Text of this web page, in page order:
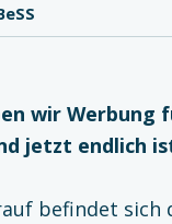
wir Werbung
jetzt endlich
befindet